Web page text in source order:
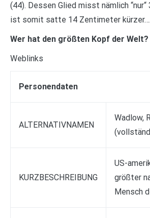
(44). Dessen Glied misst nämlich
ist somit satte 14 Zentimeter kürzer….
Wer hat den größten Kopf der Welt?
Weblinks
Personendaten
ALTERNATIVNAMEN
Wadlow,
KURZBESCHREIBUNG
US-
größter
Mensch